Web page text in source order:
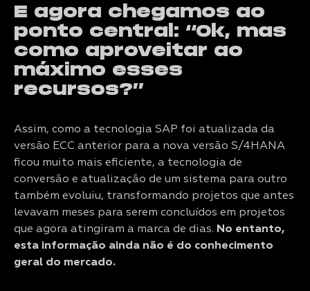
E agora chegamos ao
ponto central: “Ok, mas
como aproveitar ao
máximo esses
recursos?”
Assim, como a tecnologia SAP foi atualizada da
versão ECC anterior para a nova versão S/4HANA
ficou muito mais eficiente, a tecnologia de
conversão e atualização de um sistema para outro
também evoluiu, transformando projetos que antes
levavam meses para serem concluídos em projetos
que agora atingiram a marca de dias. No entanto,
esta informação ainda não é do conhecimento
geral do mercado.